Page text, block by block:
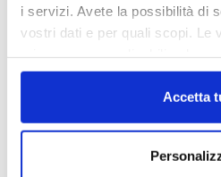
i servizi. Avete la possibilità di
vostri dati e per quali scopi. Le
in cui avete effettuato le vostre
modificare o revocare il proprio
momento dalla Dichiarazione
Accetta
migliorata, per poter essere
tranquillamene e in piena
niente da dire!!".